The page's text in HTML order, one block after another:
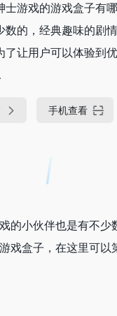
士游戏的游戏盒子有
数的，经典趣味的剧
了让用户可以体验到
手机查看
的小伙伴也是有不
盒子，在这里可